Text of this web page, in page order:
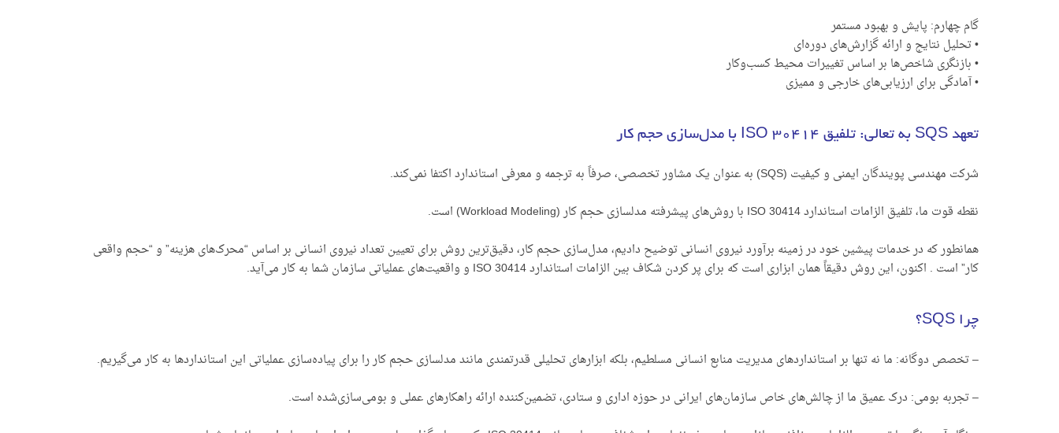
گام چهارم: پایش و بهبود مستمر
• تحلیل نتایج و ارائه گزارش‌های دوره‌ای
• بازنگری شاخص‌ها بر اساس تغییرات محیط کسب‌وکار
• آمادگی برای ارزیابی‌های خارجی و ممیزی
تعهد SQS به تعالی: تلفیق ISO 30414 با مدل‌سازی حجم کار
شرکت مهندسی پویندگان ایمنی و کیفیت (SQS) به عنوان یک مشاور تخصصی، صرفاً به ترجمه و معرفی استاندارد اکتفا نمی‌کند.
نقطه قوت ما، تلفیق الزامات استاندارد ISO 30414 با روش‌های پیشرفته مدلسازی حجم کار (Workload Modeling) است.
همانطور که در خدمات پیشین خود در زمینه برآورد نیروی انسانی توضیح دادیم، مدل‌سازی حجم کار، دقیق‌ترین روش برای تعیین تعداد نیروی انسانی بر اساس “محرک‌های هزینه” و “حجم واقعی
کار” است . اکنون، این روش دقیقاً همان ابزاری است که برای پر کردن شکاف بین الزامات استاندارد ISO 30414 و واقعیت‌های عملیاتی سازمان شما به کار می‌آید.
چرا SQS؟
– تخصص دوگانه: ما نه تنها بر استانداردهای مدیریت منابع انسانی مسلطیم، بلکه ابزارهای تحلیلی قدرتمندی مانند مدلسازی حجم کار را برای پیاده‌سازی عملیاتی این استانداردها به کار می‌گیریم.
– تجربه بومی: درک عمیق ما از چالش‌های خاص سازمان‌های ایرانی در حوزه اداری و ستادی، تضمین‌کننده ارائه راهکارهای عملی و بومی‌سازی‌شده است.